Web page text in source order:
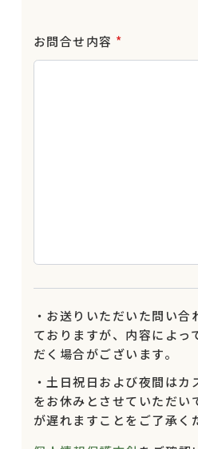
お問合せ内容 *
・お送りいただいた問い合
ておりますが、内容によっ
だく場合がございます。
・土日祝日および夜間は
をお休みとさせていただい
が遅れますことをご了承く